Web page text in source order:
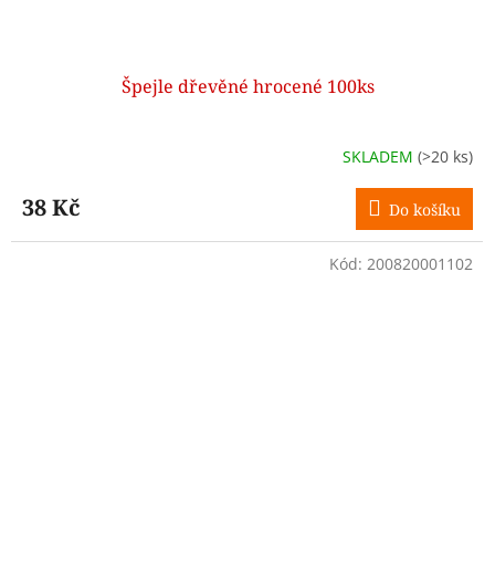
Špejle dřevěné hrocené 100ks
SKLADEM (>20 ks)
38 Kč Do košíku
Kód: 200820001102